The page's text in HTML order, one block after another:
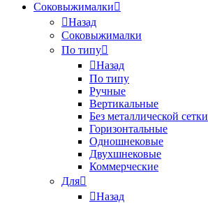
Соковыжималки
Назад
Соковыжималки
По типу
Назад
По типу
Ручные
Вертикальные
Без металлической сетки
Горизонтальные
Одношнековые
Двухшнековые
Коммерческие
Для
Назад